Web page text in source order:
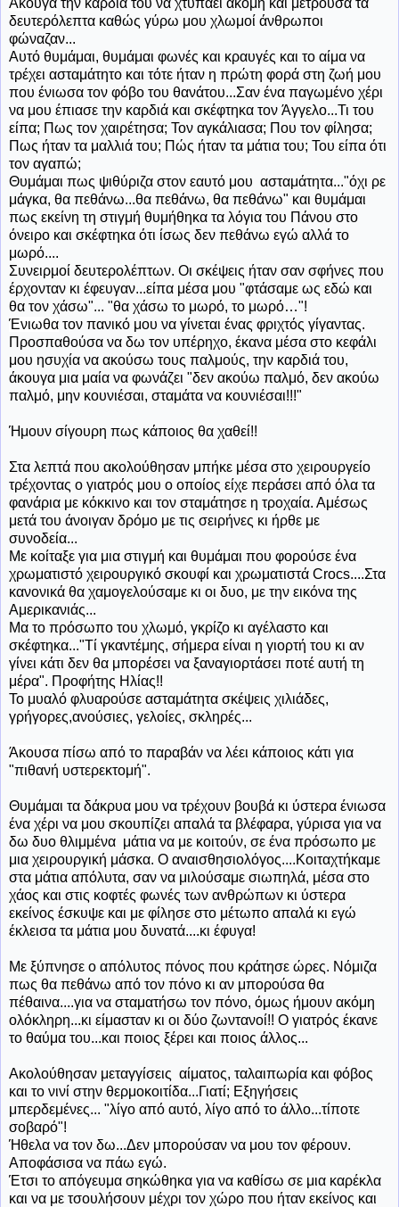
Άκουγα την καρδιά του να χτυπάει ακόμη και μετρούσα τα
δευτερόλεπτα καθώς γύρω μου χλωμοί άνθρωποι
φώναζαν...
Αυτό θυμάμαι, θυμάμαι φωνές και κραυγές και το αίμα να
τρέχει ασταμάτητο και τότε ήταν η πρώτη φορά στη ζωή μου
που ένιωσα τον φόβο του θανάτου...Σαν ένα παγωμένο χέρι
να μου έπιασε την καρδιά και σκέφτηκα τον Άγγελο...Τι του
είπα; Πως τον χαιρέτησα; Τον αγκάλιασα; Που τον φίλησα;
Πως ήταν τα μαλλιά του; Πώς ήταν τα μάτια του; Του είπα ότι
τον αγαπώ;
Θυμάμαι πως ψιθύριζα στον εαυτό μου ασταμάτητα..."όχι ρε
μάγκα, θα πεθάνω...θα πεθάνω, θα πεθάνω" και θυμάμαι
πως εκείνη τη στιγμή θυμήθηκα τα λόγια του Πάνου στο
όνειρο και σκέφτηκα ότι ίσως δεν πεθάνω εγώ αλλά το
μωρό....
Συνειρμοί δευτερολέπτων. Οι σκέψεις ήταν σαν σφήνες που
έρχονταν κι έφευγαν...είπα μέσα μου "φτάσαμε ως εδώ και
θα τον χάσω"... "θα χάσω το μωρό, το μωρό…"!
Ένιωθα τον πανικό μου να γίνεται ένας φριχτός γίγαντας.
Προσπαθούσα να δω τον υπέρηχο, έκανα μέσα στο κεφάλι
μου ησυχία να ακούσω τους παλμούς, την καρδιά του,
άκουγα μια μαία να φωνάζει "δεν ακούω παλμό, δεν ακούω
παλμό, μην κουνιέσαι, σταμάτα να κουνιέσαι!!!"
Ήμουν σίγουρη πως κάποιος θα χαθεί!!
Στα λεπτά που ακολούθησαν μπήκε μέσα στο χειρουργείο
τρέχοντας ο γιατρός μου ο οποίος είχε περάσει από όλα τα
φανάρια με κόκκινο και τον σταμάτησε η τροχαία. Αμέσως
μετά του άνοιγαν δρόμο με τις σειρήνες κι ήρθε με
συνοδεία...
Με κοίταξε για μια στιγμή και θυμάμαι που φορούσε ένα
χρωματιστό χειρουργικό σκουφί και χρωματιστά Crocs....Στα
κανονικά θα χαμογελούσαμε κι οι δυο, με την εικόνα της
Αμερικανιάς...
Μα το πρόσωπο του χλωμό, γκρίζο κι αγέλαστο και
σκέφτηκα..."Τί γκαντέμης, σήμερα είναι η γιορτή του κι αν
γίνει κάτι δεν θα μπορέσει να ξαναγιορτάσει ποτέ αυτή τη
μέρα". Προφήτης Ηλίας!!
Το μυαλό φλυαρούσε ασταμάτητα σκέψεις χιλιάδες,
γρήγορες,ανούσιες, γελοίες, σκληρές...
Άκουσα πίσω από το παραβάν να λέει κάποιος κάτι για
"πιθανή υστερεκτομή".
Θυμάμαι τα δάκρυα μου να τρέχουν βουβά κι ύστερα ένιωσα
ένα χέρι να μου σκουπίζει απαλά τα βλέφαρα, γύρισα για να
δω δυο θλιμμένα μάτια να με κοιτούν, σε ένα πρόσωπο με
μια χειρουργική μάσκα. Ο αναισθησιολόγος....Κοιταχτήκαμε
στα μάτια απόλυτα, σαν να μιλούσαμε σιωπηλά, μέσα στο
χάος και στις κοφτές φωνές των ανθρώπων κι ύστερα
εκείνος έσκυψε και με φίλησε στο μέτωπο απαλά κι εγώ
έκλεισα τα μάτια μου δυνατά....κι έφυγα!
Με ξύπνησε ο απόλυτος πόνος που κράτησε ώρες. Νόμιζα
πως θα πεθάνω από τον πόνο κι αν μπορούσα θα
πέθαινα....για να σταματήσω τον πόνο, όμως ήμουν ακόμη
ολόκληρη...κι είμασταν κι οι δύο ζωντανοί!! Ο γιατρός έκανε
το θαύμα του...και ποιος ξέρει και ποιος άλλος...
Ακολούθησαν μεταγγίσεις αίματος, ταλαιπωρία και φόβος
και το νινί στην θερμοκοιτίδα...Γιατί; Εξηγήσεις
μπερδεμένες... "λίγο από αυτό, λίγο από το άλλο...τίποτε
σοβαρό"!
Ήθελα να τον δω...Δεν μπορούσαν να μου τον φέρουν.
Αποφάσισα να πάω εγώ.
Έτσι το απόγευμα σηκώθηκα για να καθίσω σε μια καρέκλα
και να με τσουλήσουν μέχρι τον χώρο που ήταν εκείνος και